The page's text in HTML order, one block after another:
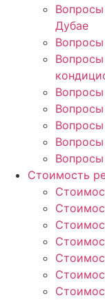
Дубае
Вопросы
Вопросы
Вопросы
Стоимость